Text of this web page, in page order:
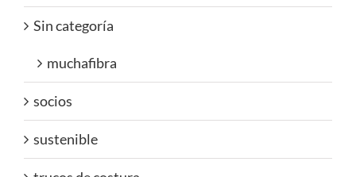
Sin categoría
muchafibra
socios
sustenible